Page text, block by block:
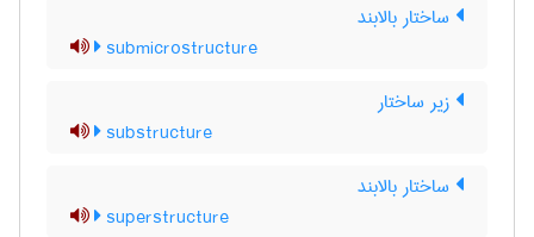
ساختار بالابند
submicrostructure
زیر ساختار
substructure
ساختار بالابند
superstructure